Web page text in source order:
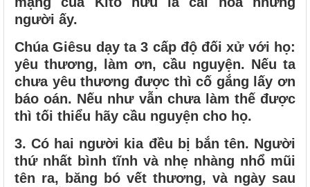
người ấy.
Chúa Giêsu dạy ta 3 cấp độ đối xử với họ:
yêu thương, làm ơn, cầu nguyện. Nếu ta
chưa yêu thương được thì cố gắng lấy ơn
báo oán. Nếu như vẫn chưa làm thế được
thì tối thiểu hãy cầu nguyện cho họ.
3. Có hai người kia đều bị bắn tên. Người
thứ nhất bình tĩnh và nhẹ nhàng nhổ mũi
tên ra, băng bó vết thương, và ngày sau